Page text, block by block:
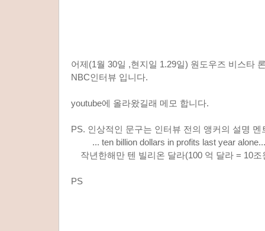
어제(1월 30일 ,현지일 1.29일) 원도우즈 비스타
NBC인터뷰 입니다.
youtube에 올라왔길래 메모 합니다.
PS. 인상적인 문구는 인터뷰 전의 앵커의 설명 멘
... ten billion dollars in profits last year
작년한해만 텐 빌리온 달라(100 억 달라 = 10조
PS